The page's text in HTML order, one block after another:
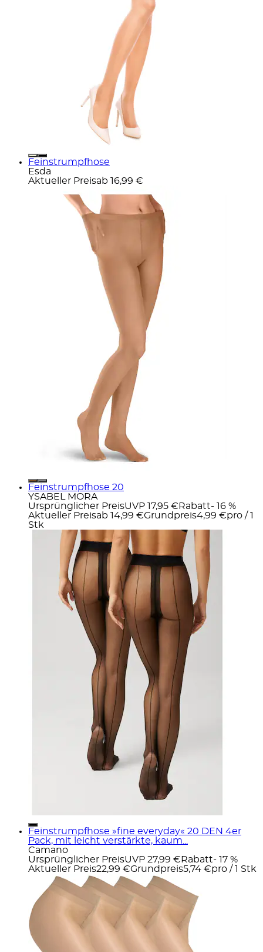
Feinstrumpfhose
Esda
Aktueller Preisab 16,99 €
Feinstrumpfhose 20
YSABEL MORA
Ursprünglicher PreisUVP 17,95 € Rabatt- 16 %
Aktueller Preisab 14,99 €Grundpreis4,99 €pro / 1
Stk
Feinstrumpfhose »fine everyday« 20 DEN 4er
Pack, mit leicht verstärkte, kaum...
Camano
Ursprünglicher PreisUVP 27,99 € Rabatt- 17 %
Aktueller Preis22,99 €Grundpreis5,74 €pro / 1 Stk